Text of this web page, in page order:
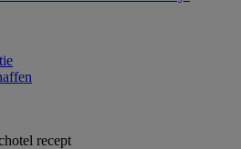
recept